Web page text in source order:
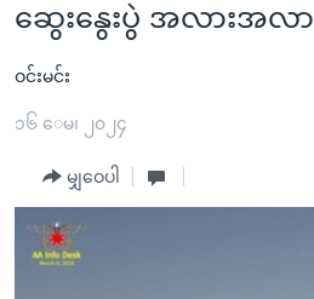
Link
များ
ပင်မ
ကျော်
ကြည့်
ကမ္ဘာ့သတင်းများ
နိုင်ငံတကာ
အစ္စရေး-ပါလက်စတိုင်း
ဗွီဒီယို
သတင်းလွတ်လပ်ခွင့်
အင်္ဂလိပ်စာလေ့လာမယ်
အမေရိကန်သုံးအီဒီယံ
အပတ်စဉ်ကဏ္ဍများ
ဆွေးနွေးပွဲ အလားအလာ
ဝင်းမင်း
၁၆ ေမ၊ ၂၀၂၄
မျှဝေပါ